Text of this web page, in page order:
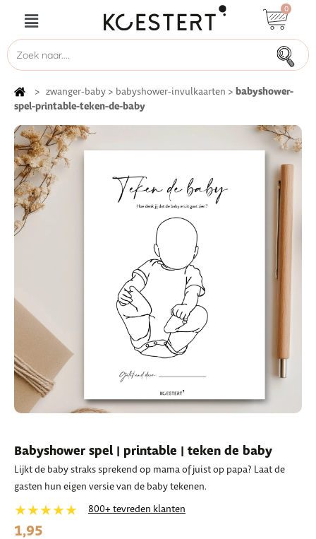
0
> zwanger-baby > babyshower-invulkaarten > babyshower-
spel-printable-teken-de-baby
Babyshower spel | printable | teken de baby
Lijkt de baby straks sprekend op mama of juist op papa? Laat de
gasten hun eigen versie van de baby tekenen.
★★★★★ 800+ tevreden klanten
1,95